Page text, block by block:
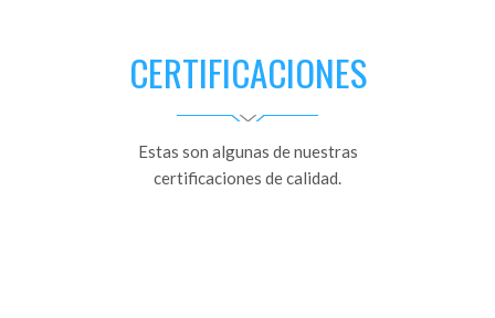
CERTIFICACIONES
Estas son algunas de nuestras
certificaciones de calidad.